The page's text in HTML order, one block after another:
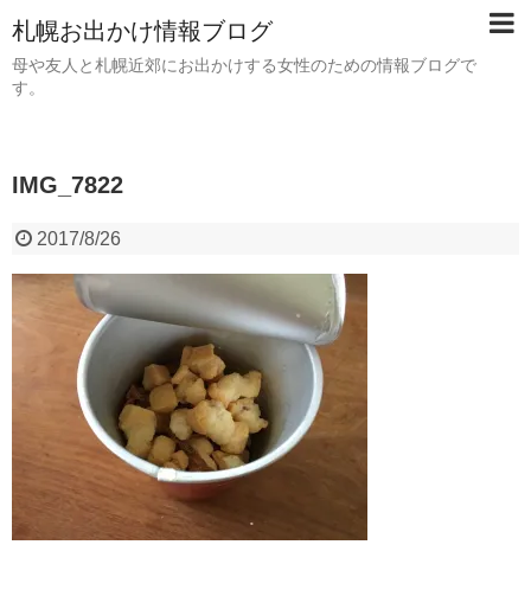
札幌お出かけ情報ブログ
母や友人と札幌近郊にお出かけする女性のための情報ブログで
す。
IMG_7822
2017/8/26